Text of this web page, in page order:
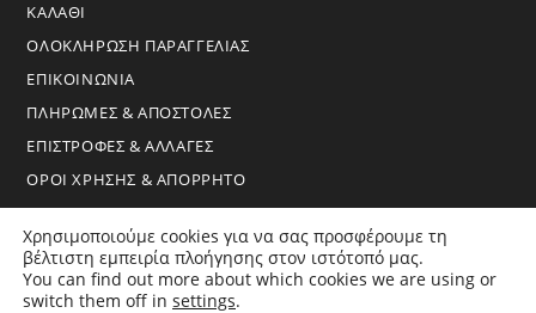
ΚΑΛΑΘΙ
ΟΛΟΚΛΗΡΩΣΗ ΠΑΡΑΓΓΕΛΙΑΣ
ΕΠΙΚΟΙΝΩΝΙΑ
ΠΛΗΡΩΜΕΣ & ΑΠΟΣΤΟΛΕΣ
ΕΠΙΣΤΡΟΦΕΣ & ΑΛΛΑΓΕΣ
ΟΡΟΙ ΧΡΗΣΗΣ & ΑΠΟΡΡΗΤΟ
Copyright 2026 - BoraHome - All Rights Reserved
Χρησιμοποιούμε cookies για να σας προσφέρουμε τη
βέλτιστη εμπειρία πλοήγησης στον ιστότοπό μας.
You can find out more about which cookies we are using or
switch them off in settings.